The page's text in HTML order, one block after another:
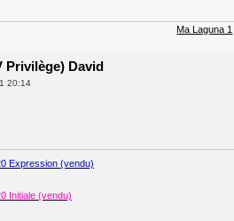
Ma Laguna 1
Privilège) David
20:14
Expression (vendu)
Initiale (vendu)